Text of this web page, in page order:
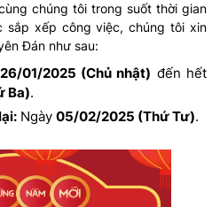
chúng tôi trong suốt thời gian
sắp xếp công việc, chúng tôi xin
Đán như sau:
26/01/2025 (Chủ nhật) đến hết
Ba).
Ngày 05/02/2025 (Thứ Tư).